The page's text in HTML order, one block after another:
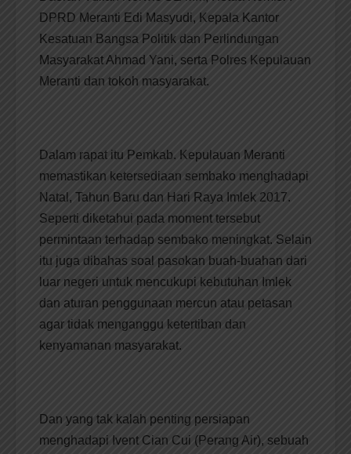
DPRD Meranti Edi Masyudi, Kepala Kantor
Kesatuan Bangsa Politik dan Perlindungan
Masyarakat Ahmad Yani, serta Polres Kepulauan
Meranti dan tokoh masyarakat.
Dalam rapat itu Pemkab. Kepulauan Meranti
memastikan ketersediaan sembako menghadapi
Natal, Tahun Baru dan Hari Raya Imlek 2017.
Seperti diketahui pada moment tersebut
permintaan terhadap sembako meningkat. Selain
itu juga dibahas soal pasokan buah-buahan dari
luar negeri untuk mencukupi kebutuhan Imlek
dan aturan penggunaan mercun atau petasan
agar tidak menganggu ketertiban dan
kenyamanan masyarakat.
Dan yang tak kalah penting persiapan
menghadapi Ivent Cian Cui (Perang Air), sebuah